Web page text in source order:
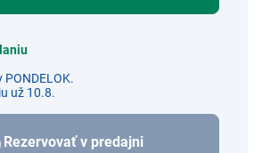
PONDELOK.
už 10.8.
Rezervovať v predajni